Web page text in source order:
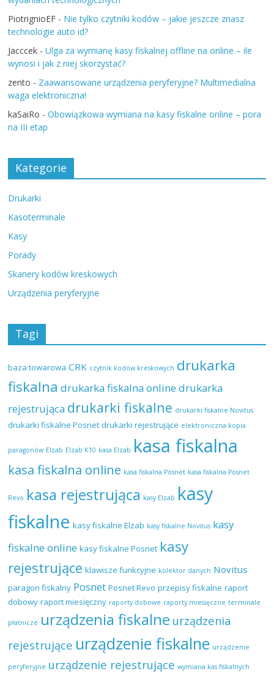
PiotrignioEF - Nie tylko czytniki kodów – jakie jeszcze znasz
technologie auto id?
Jacccek -Ulga za wymianę kasy fiskalnej offline na online – ile
wynosi i jak z niej skorzystać?
zento - Zaawansowane urządzenia peryferyjne? Multimedialna
waga elektroniczna!
kaSaiRo -Obowiązkowa wymiana na kasy fiskalne online – pora
na III etap
Kategorie
Drukarki
Kasoterminale
Kasy
Porady
Skanery kodów kreskowych
Urządzenia peryferyjne
Tagi
baza towarowa CRK czytnik kodów kreskowych drukarka
fiskalna drukarka fiskalna online drukarka
rejestrująca drukarki fiskalne drukarki fiskalne Novitus
drukarki fiskalne Posnet drukarki rejestrujące elektroniczna kopia
paragonów Elzab Elzab K10 kasa Elzab kasa fiskalna
kasa fiskalna online kasa fiskalna Posnet kasa fiskalna Posnet
Revo kasa rejestrująca kasy Elzab kasy
fiskalne kasy fiskalne Elzab kasy fiskalne Novitus kasy
fiskalne online kasy fiskalne Posnet kasy
rejestrujące klawisze funkcyjne kolektor danych Novitus
paragon fiskalny Posnet Posnet Revo przepisy fiskalne raport
dobowy raport miesięczny raporty dobowe raporty miesięczne terminale
płatnicze urządzenia fiskalne urządzenia
rejestrujące urządzenie fiskalne urządzenie
peryferyjne urządzenie rejestrujące wymiana kas fiskalnych